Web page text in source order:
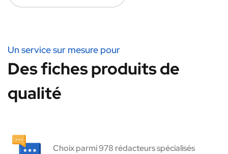
Un service sur mesure pour
Des fiches produits de
qualité
Choix parmi 978 rédacteurs spécialisés